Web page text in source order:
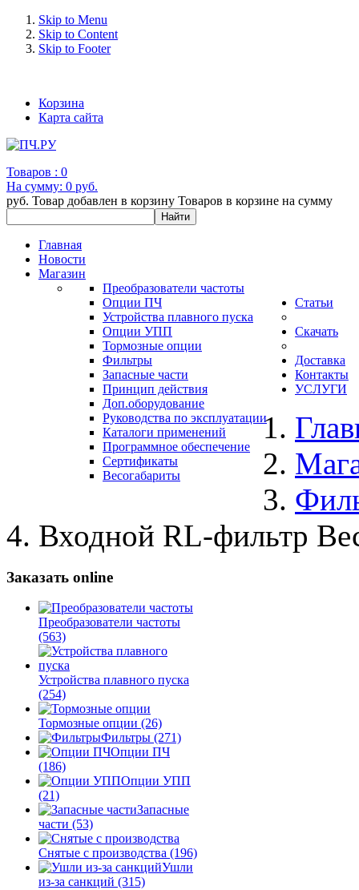
Skip to Menu
Skip to Content
Skip to Footer
Корзина
Карта сайта
Товаров : 0
На сумму: 0 руб.
руб. Товар добавлен в корзину Товаров в корзине на сумму
Главная
Новости
Магазин
Преобразователи частоты
Опции ПЧ
Устройства плавного пуска
Опции УПП
Тормозные опции
Фильтры
Запасные части
Статьи
Принцип действия
Доп.оборудование
Скачать
Руководства по эксплуатации
Каталоги применений
Программное обеспечение
Сертификаты
Весогабариты
Доставка
Контакты
УСЛУГИ
Входной RL-фильтр
Заказать online
Преобразователи частоты
(563)
Устройства плавного пуска
(254)
Тормозные опции (26)
Фильтры (271)
Опции ПЧ
(186)
Опции УПП
(21)
Запасные
части (53)
Снятые с производства (196)
Ушли
из-за санкций (315)